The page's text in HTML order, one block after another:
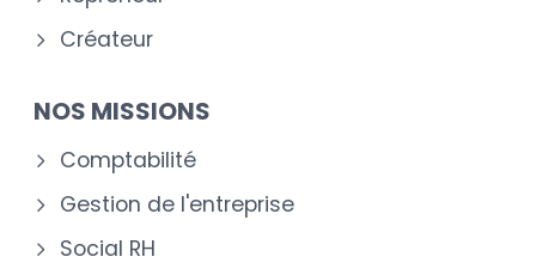
Créateur
NOS MISSIONS
Comptabilité
Gestion de l'entreprise
Social RH